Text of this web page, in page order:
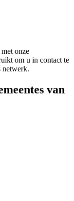
onze
om u in contact te
netwerk.
van